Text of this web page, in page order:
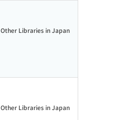
Other Libraries in Japan
Other Libraries in Japan